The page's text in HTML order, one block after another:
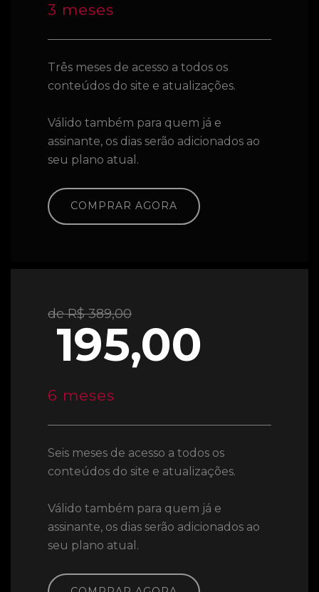
3 meses
Três meses de acesso a todos os
conteúdos do site e atualizações.
Válido também para quem já e
assinante, os dias serão adicionados ao
seu plano atual.
COMPRAR AGORA
de R$ 389,00
195,00
6 meses
Seis meses de acesso a todos os
conteúdos do site e atualizações.
Válido também para quem já e
assinante, os dias serão adicionados ao
seu plano atual.